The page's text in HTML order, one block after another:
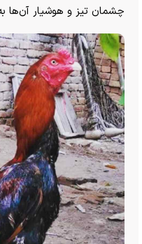
چشمان تیز و هوشیار آن‌ها